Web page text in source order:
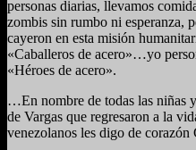
personas diarias, llevamos
zombis sin rumbo ni esperanza,
cayeron en esta misión
«Caballeros de acero»…yo
«Héroes de acero».
…En nombre de todas las niñas
de Vargas que regresaron a la
venezolanos les digo de